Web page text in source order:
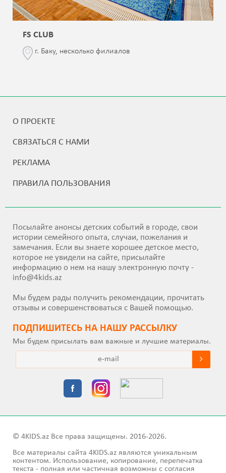
FS CLUB
г. Баку, несколько филиалов
О ПРОЕКТЕ
СВЯЗАТЬСЯ С НАМИ
РЕКЛАМА
ПРАВИЛА ПОЛЬЗОВАНИЯ
Посылайте анонсы детских событий в городе, свои
истории семейного опыта, случаи, пожелания и
замечания. Если вы знаете хорошее детское место,
которое не увидели на сайте, присылайте
информацию о нем на нашу электронную почту -
info@4kids.az
Мы будем рады получить рекомендации, прочитать
отзывы и совершенствоваться с Вашей помощью.
ПОДПИШИТEСЬ НА НАШУ РАССЫЛКУ
Мы будем присылать вам важные и лучшие материалы.
© 4KIDS.az Все права защищены. 2016-2026.
Все материалы сайта 4KIDS.az являются уникальным
контентом. Использование, копирование, перепечатка
текста - полная или частичная возможны с согласия